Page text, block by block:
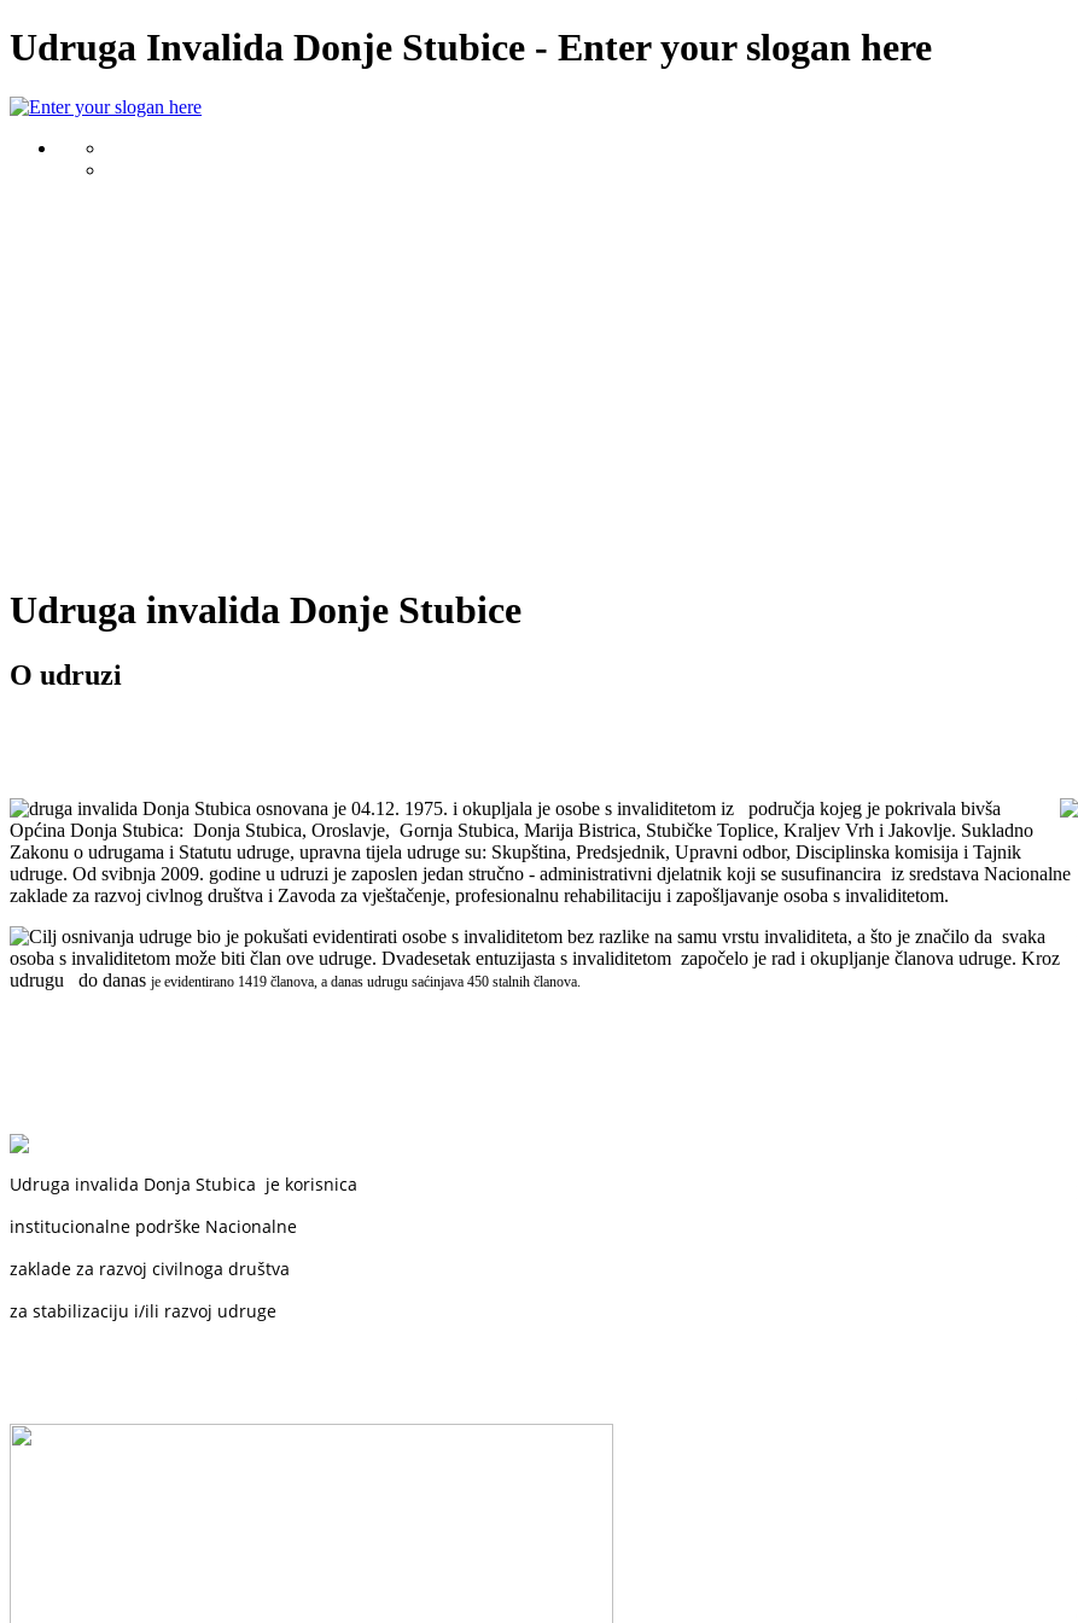
Udruga Invalida Donje Stubice - Enter your slogan here
Udruga invalida Donje Stubice
O udruzi
druga invalida Donja Stubica osnovana je 04.12. 1975. i okupljala je osobe s invaliditetom iz područja kojeg je pokrivala bivša
Općina Donja Stubica: Donja Stubica, Oroslavje, Gornja Stubica, Marija Bistrica, Stubičke Toplice, Kraljev Vrh i Jakovlje. Sukladno
Zakonu o udrugama i Statutu udruge, upravna tijela udruge su: Skupština, Predsjednik, Upravni odbor, Disciplinska komisija i Tajnik
udruge. Od svibnja 2009. godine u udruzi je zaposlen jedan stručno - administrativni djelatnik koji se susufinancira iz sredstava Nacionalne
zaklade za razvoj civlnog društva i Zavoda za vještačenje, profesionalnu rehabilitaciju i zapošljavanje osoba s invaliditetom.
Cilj osnivanja udruge bio je pokušati evidentirati osobe s invaliditetom bez razlike na samu vrstu invaliditeta, a što je značilo da svaka
osoba s invaliditetom može biti član ove udruge. Dvadesetak entuzijasta s invaliditetom započelo je rad i okupljanje članova udruge. Kroz
udrugu do danas je evidentirano 1419 članova, a danas udrugu saćinjava 450 stalnih članova.
Udruga invalida Donja Stubica je korisnica
institucionalne podrške Nacionalne
zaklade za razvoj civilnoga društva
za stabilizaciju i/ili razvoj udruge